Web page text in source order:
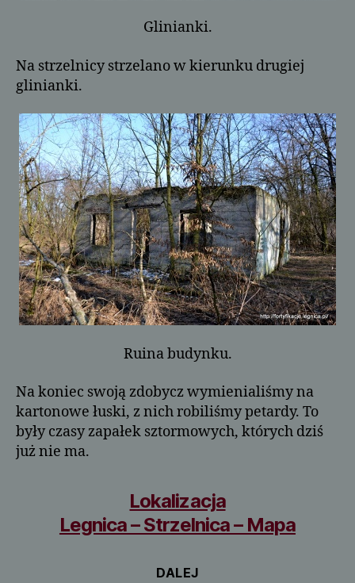
Glinianki.
Na strzelnicy strzelano w kierunku drugiej
glinianki.
Ruina budynku.
Na koniec swoją zdobycz wymienialiśmy na
kartonowe łuski, z nich robiliśmy petardy. To
były czasy zapałek sztormowych, których dziś
już nie ma.
Lokalizacja
Legnica – Strzelnica – Mapa
DALEJ